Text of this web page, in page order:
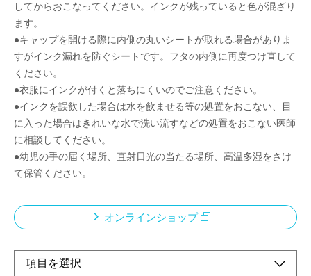
してからおこなってください。インクが残っていると色が混ざり
ます。
●キャップを開ける際に内側の丸いシートが取れる場合がありま
すがインク漏れを防ぐシートです。フタの内側に再度つけ直して
ください。
●衣服にインクが付くと落ちにくいのでご注意ください。
●インクを誤飲した場合は水を飲ませる等の処置をおこない、目
に入った場合はきれいな水で洗い流すなどの処置をおこない医師
に相談してください。
●幼児の手の届く場所、直射日光の当たる場所、高温多湿をさけ
て保管ください。
オンラインショップ